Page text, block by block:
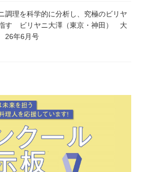
調理を科学的に分析し、究極のビリヤ
す ビリヤニ大澤（東京・神田） 大
26年6月号